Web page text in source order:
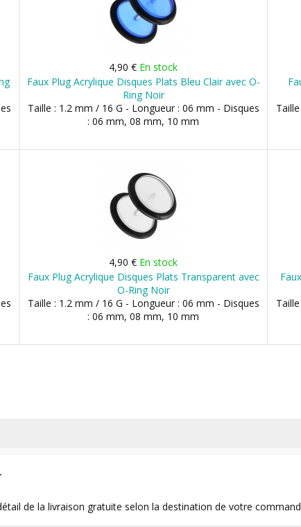
4,90 € En stock
Faux Plug Acrylique Disques Plats Bleu Clair avec O-
Ring Noir
Taille : 1.2 mm / 16 G - Longueur : 06 mm - Disques
: 06 mm, 08 mm, 10 mm
4,90 € En stock
Faux Plug Acrylique Disques Plats Transparent avec
O-Ring Noir
Taille : 1.2 mm / 16 G - Longueur : 06 mm - Disques
: 06 mm, 08 mm, 10 mm
de la livraison gratuite selon la destination de votre